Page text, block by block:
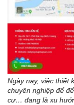
Ngày nay, việc thiết
chuyên nghiệp để
cư… đang là xu